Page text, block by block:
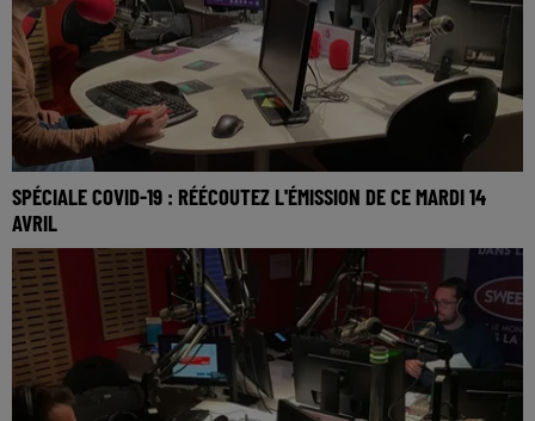
SPÉCIALE COVID-19 : RÉÉCOUTEZ L'ÉMISSION DE CE MARDI 14
AVRIL